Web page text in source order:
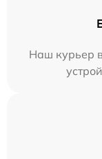
Наш курьер